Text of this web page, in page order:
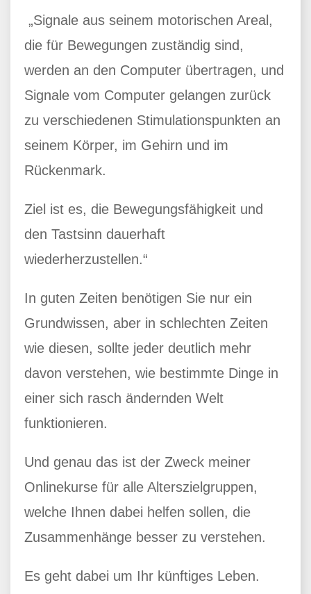
„Signale aus seinem motorischen Areal,
die für Bewegungen zuständig sind,
werden an den Computer übertragen, und
Signale vom Computer gelangen zurück
zu verschiedenen Stimulationspunkten an
seinem Körper, im Gehirn und im
Rückenmark.
Ziel ist es, die Bewegungsfähigkeit und
den Tastsinn dauerhaft
wiederherzustellen.“
In guten Zeiten benötigen Sie nur ein
Grundwissen, aber in schlechten Zeiten
wie diesen, sollte jeder deutlich mehr
davon verstehen, wie bestimmte Dinge in
einer sich rasch ändernden Welt
funktionieren.
Und genau das ist der Zweck meiner
Onlinekurse für alle Alterszielgruppen,
welche Ihnen dabei helfen sollen, die
Zusammenhänge besser zu verstehen.
Es geht dabei um Ihr künftiges Leben.